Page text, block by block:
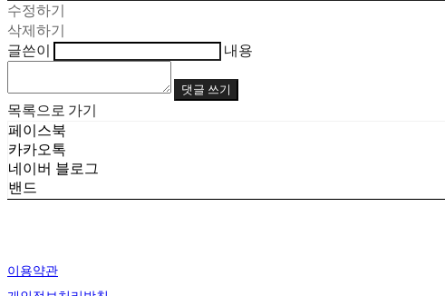
수정하기
삭제하기
글쓴이
내용
댓글 쓰기
목록으로 가기
페이스북
카카오톡
네이버 블로그
밴드
이용약관